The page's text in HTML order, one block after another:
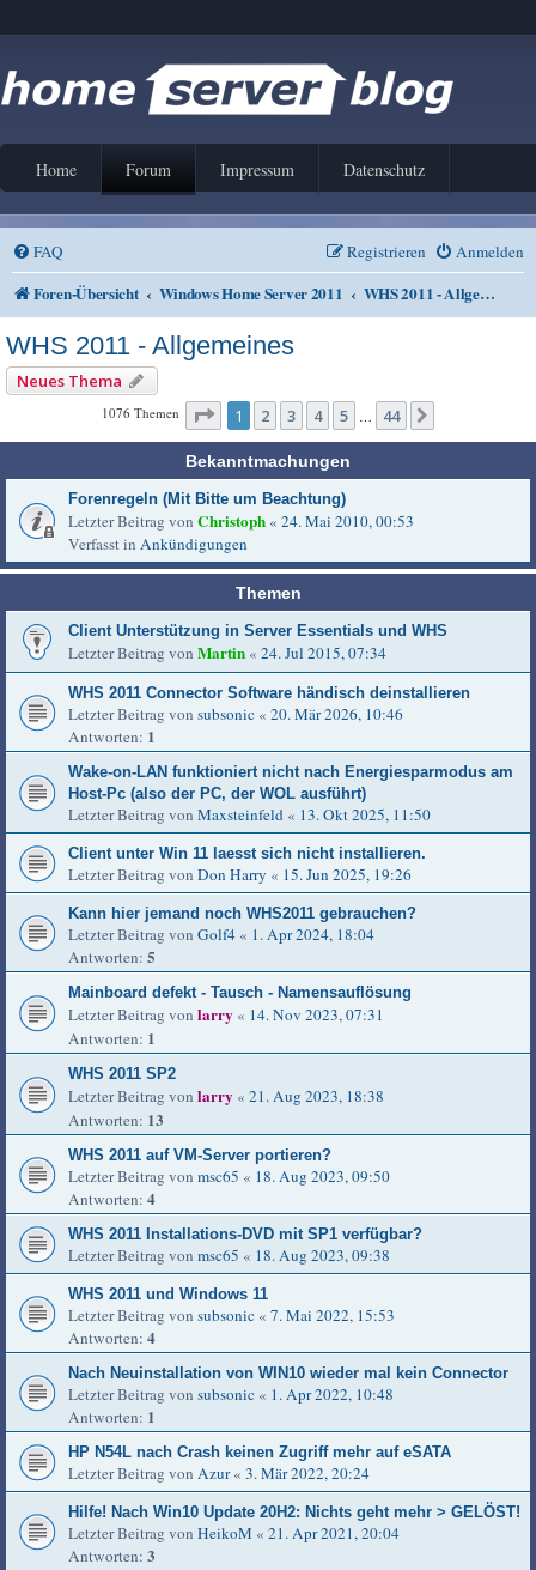
Home Forum Impressum Datenschutz
FAQ Anmelden
Registrieren
Foren-Übersicht Windows Home Server 2011 WHS 2011 - Allgemeines
WHS 2011 - Allgemeines
Neues Thema
1076 Themen Seite 1von 44
1 2 3 4 5 … 44
Bekanntmachungen
Forenregeln (Mit Bitte um Beachtung)
Letzter Beitrag von Christoph « 24. Mai 2010, 00:53
Verfasst in Ankündigungen
Themen
Client Unterstützung in Server Essentials und WHS
Letzter Beitrag von Martin « 24. Jul 2015, 07:34
WHS 2011 Connector Software händisch deinstallieren
Letzter Beitrag von subsonic « 20. Mär 2026, 10:46
Antworten: 1
Wake-on-LAN funktioniert nicht nach Energiesparmodus am
Host-Pc (also der PC, der WOL ausführt)
Letzter Beitrag von Maxsteinfeld « 13. Okt 2025, 11:50
Client unter Win 11 laesst sich nicht installieren.
Letzter Beitrag von Don Harry « 15. Jun 2025, 19:26
Kann hier jemand noch WHS2011 gebrauchen?
Letzter Beitrag von Golf4 « 1. Apr 2024, 18:04
Antworten: 5
Mainboard defekt - Tausch - Namensauflösung
Letzter Beitrag von larry « 14. Nov 2023, 07:31
Antworten: 1
WHS 2011 SP2
Letzter Beitrag von larry « 21. Aug 2023, 18:38
Antworten: 13
WHS 2011 auf VM-Server portieren?
Letzter Beitrag von msc65 « 18. Aug 2023, 09:50
Antworten: 4
WHS 2011 Installations-DVD mit SP1 verfügbar?
Letzter Beitrag von msc65 « 18. Aug 2023, 09:38
WHS 2011 und Windows 11
Letzter Beitrag von subsonic « 7. Mai 2022, 15:53
Antworten: 4
Nach Neuinstallation von WIN10 wieder mal kein Connector
Letzter Beitrag von subsonic « 1. Apr 2022, 10:48
Antworten: 1
HP N54L nach Crash keinen Zugriff mehr auf eSATA
Letzter Beitrag von Azur« 3. Mär 2022, 20:24
Hilfe! Nach Win10 Update 20H2: Nichts geht mehr > GELÖST!
Letzter Beitrag von HeikoM « 21. Apr 2021, 20:04
Antworten: 3